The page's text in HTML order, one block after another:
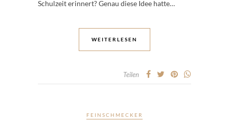
Schulzeit erinnert? Genau diese Idee hatte…
WEITERLESEN
Teilen
FEINSCHMECKER